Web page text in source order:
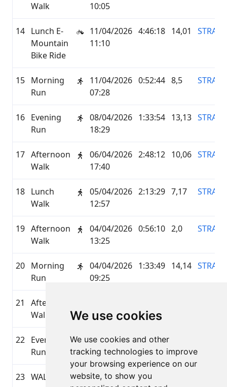
We use cookies
We use cookies and other
tracking technologies to improve
your browsing experience on our
website, to show you
Walk
10:05
14 Lunch E-
Mountain
Bike Ride
11/04/2026
11:10
4:46:18 14,01 STRAVA
15 Morning
Run
11/04/2026
07:28
0:52:44 8,5 STRAVA
16 Evening
Run
08/04/2026
18:29
1:33:54 13,13 STRAVA
17 Afternoon
Walk
06/04/2026
17:40
2:48:12 10,06 STRAVA
18 Lunch
Walk
05/04/2026
12:57
2:13:29 7,17 STRAVA
19 Afternoon
Walk
04/04/2026
13:25
0:56:10 2,0 STRAVA
20 Morning
Run
04/04/2026
09:25
1:33:49 14,14 STRAVA
21
Afternoon
Walk
13:07
22 Evening
Run
01/04/2026
18:40
1:31:46
23 WALKING
01/04/2026 0:59:48